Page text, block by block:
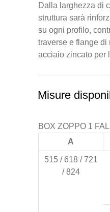
Dalla larghezza di
struttura sarà
su ogni profilo,
traverse e flange di
acciaio zincato per
Misure
BOX ZOPPO 1
A
515 / 618 / 721
/ 824